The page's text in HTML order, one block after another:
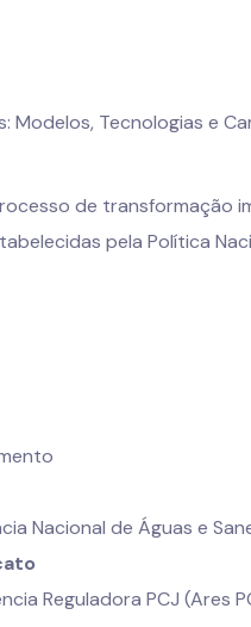
Modelos, Tecnologias e
de transformação
pela Política
Nacional de Águas e
Reguladora PCJ (Ares